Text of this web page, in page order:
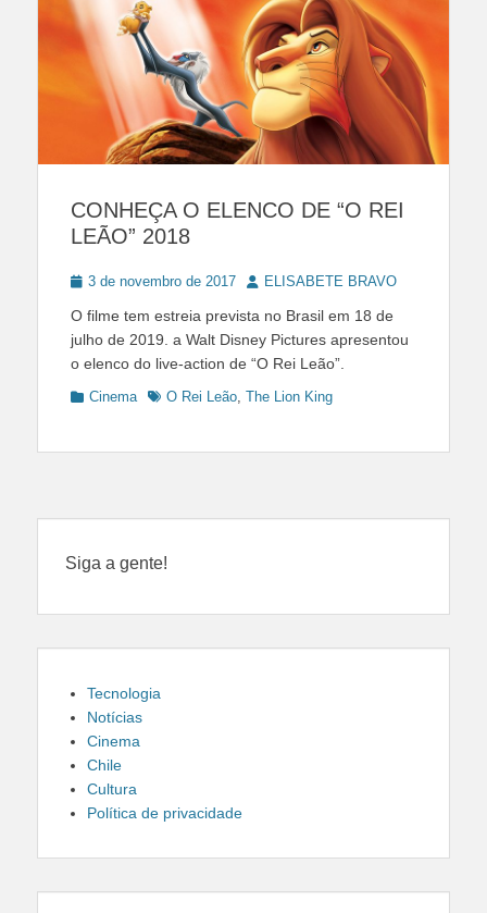
CONHEÇA O ELENCO DE “O REI
LEÃO” 2018
Posted
3 de novembro de 2017 AuthorELISABETE BRAVO
O filme tem estreia prevista no Brasil em 18 de
julho de 2019. a Walt Disney Pictures apresentou
o elenco do live-action de “O Rei Leão”.
Categories
Cinema TagsO Rei Leão The Lion King
Siga a gente!
Tecnologia
Notícias
Cinema
Chile
Cultura
Política de privacidade